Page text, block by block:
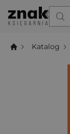
Katalog